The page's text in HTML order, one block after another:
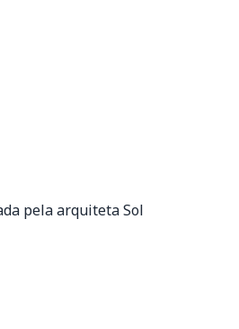
pela arquiteta Sol